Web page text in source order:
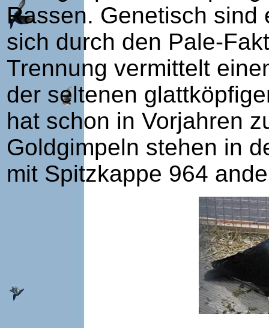
Rassen. Genetisch
sich durch den Pale-
Trennung vermittelt
der seltenen
hat schon in Vorjahren
Goldgimpeln stehen in
mit Spitzkappe 964